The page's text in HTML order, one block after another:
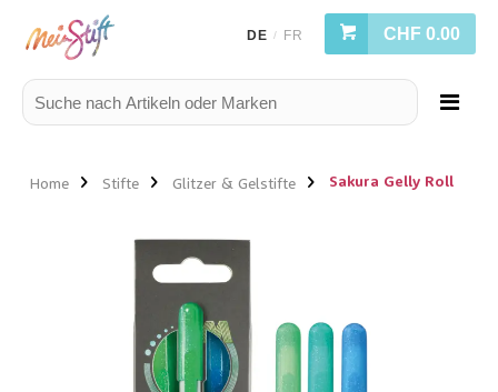
DE / FR CHF 0.00
Home Stifte Glitzer & Gelstifte Sakura Gelly Roll